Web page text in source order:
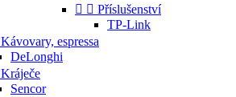
  Příslušenství
TP-Link
Kávovary, espressa
DeLonghi
Kráječe
Sencor